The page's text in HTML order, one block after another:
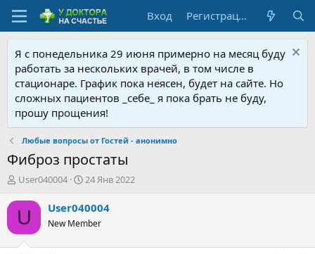
Вход Регистрация
Я с понедельника 29 июня примерно на месяц буду
работать за нескольких врачей, в том числе в
стационаре. График пока неясен, будет на сайте. Но
сложных пациентов _себе_ я пока брать не буду,
прошу прощения!
Любые вопросы от Гостей - анонимно
Фиброз простаты
А
т
т
User040004
Д
т
а
н
24 Янв 2022
U User040004
New Member